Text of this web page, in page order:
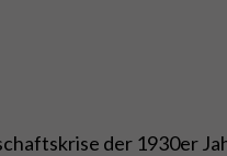
der 1930er